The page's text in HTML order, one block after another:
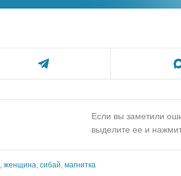
Если вы заметили
выделите ее и
женщина сибай магнитка